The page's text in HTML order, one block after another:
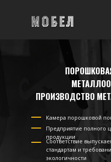
Камера порошковой
Предприятие полного
продукции
Соответствие
стандартам и
экологичности
ПРОИЗВОДСТВО